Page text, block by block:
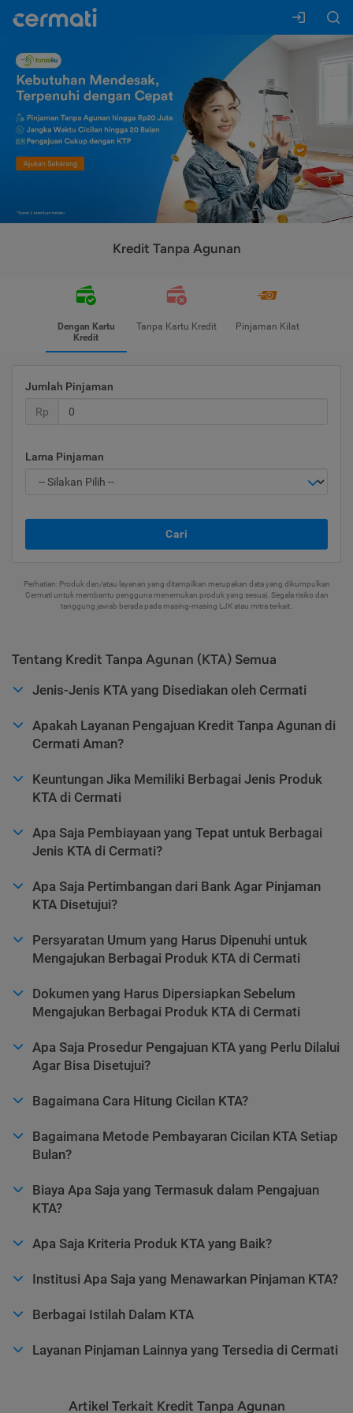
Kredit Tanpa Agunan
Dengan Kartu
Kredit
Tanpa Kartu Kredit Pinjaman Kilat
Jumlah Pinjaman
Rp
Lama Pinjaman
Cari
Perhatian: Produk dan/atau layanan yang ditampilkan merupakan data yang dikumpulkan
Cermati untuk membantu pengguna menemukan produk yang sesuai. Segala risiko dan
tanggung jawab berada pada masing-masing LJK atau mitra terkait.
Tentang Kredit Tanpa Agunan (KTA) Semua
Jenis-Jenis KTA yang Disediakan oleh Cermati
Apakah Layanan Pengajuan Kredit Tanpa Agunan di
Cermati Aman?
Keuntungan Jika Memiliki Berbagai Jenis Produk
KTA di Cermati
Apa Saja Pembiayaan yang Tepat untuk Berbagai
Jenis KTA di Cermati?
Apa Saja Pertimbangan dari Bank Agar Pinjaman
KTA Disetujui?
Persyaratan Umum yang Harus Dipenuhi untuk
Mengajukan Berbagai Produk KTA di Cermati
Dokumen yang Harus Dipersiapkan Sebelum
Mengajukan Berbagai Produk KTA di Cermati
Apa Saja Prosedur Pengajuan KTA yang Perlu Dilalui
Agar Bisa Disetujui?
Bagaimana Cara Hitung Cicilan KTA?
Bagaimana Metode Pembayaran Cicilan KTA Setiap
Bulan?
Biaya Apa Saja yang Termasuk dalam Pengajuan
KTA?
Apa Saja Kriteria Produk KTA yang Baik?
Institusi Apa Saja yang Menawarkan Pinjaman KTA?
Berbagai Istilah Dalam KTA
Layanan Pinjaman Lainnya yang Tersedia di Cermati
Artikel Terkait Kredit Tanpa Agunan